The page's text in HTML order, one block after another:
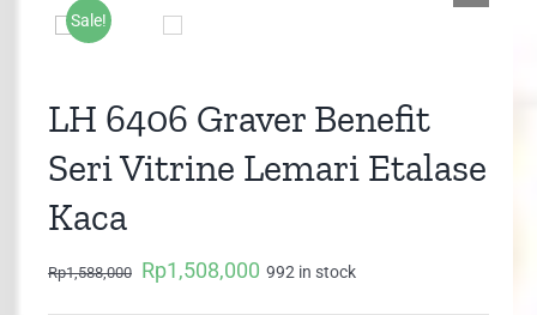
Sale!
LH 6406 Graver Benefit
Seri Vitrine Lemari Etalase
Kaca
Rp1,588,000
Original
Rp1,508,000 Current
992 in stock